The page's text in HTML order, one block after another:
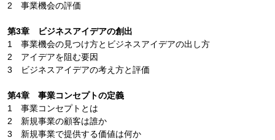
2 事業機会の評価
第3章 ビジネスアイデアの創出
1 事業機会の見つけ方とビジネスアイデアの出し方
2 アイデアを阻む要因
3 ビジネスアイデアの考え方と評価
第4章 事業コンセプトの定義
1 事業コンセプトとは
2 新規事業の顧客は誰か
3 新規事業で提供する価値は何か